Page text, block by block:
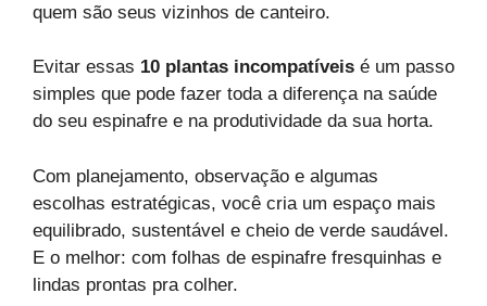
quem são seus vizinhos de canteiro.
Evitar essas 10 plantas incompatíveis é um passo
simples que pode fazer toda a diferença na saúde
do seu espinafre e na produtividade da sua horta.
Com planejamento, observação e algumas
escolhas estratégicas, você cria um espaço mais
equilibrado, sustentável e cheio de verde saudável.
E o melhor: com folhas de espinafre fresquinhas e
lindas prontas pra colher.